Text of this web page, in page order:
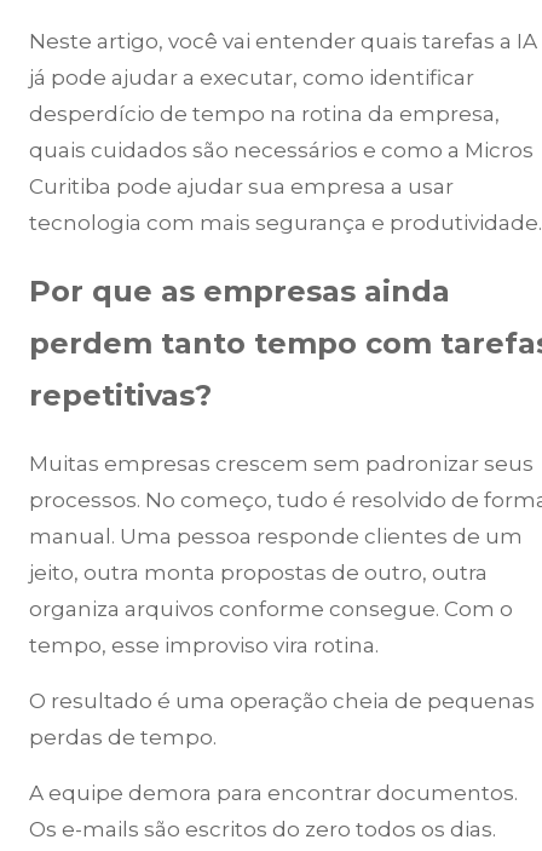
Neste artigo, você vai entender quais tarefas a IA
já pode ajudar a executar, como identificar
desperdício de tempo na rotina da empresa,
quais cuidados são necessários e como a Micros
Curitiba pode ajudar sua empresa a usar
tecnologia com mais segurança e produtividade.
Por que as empresas ainda
perdem tanto tempo com
repetitivas?
Muitas empresas crescem sem padronizar seus
processos. No começo, tudo é resolvido de
manual. Uma pessoa responde clientes de um
jeito, outra monta propostas de outro, outra
organiza arquivos conforme consegue. Com o
tempo, esse improviso vira rotina.
O resultado é uma operação cheia de pequenas
perdas de tempo.
A equipe demora para encontrar documentos.
Os e-mails são escritos do zero todos os dias.